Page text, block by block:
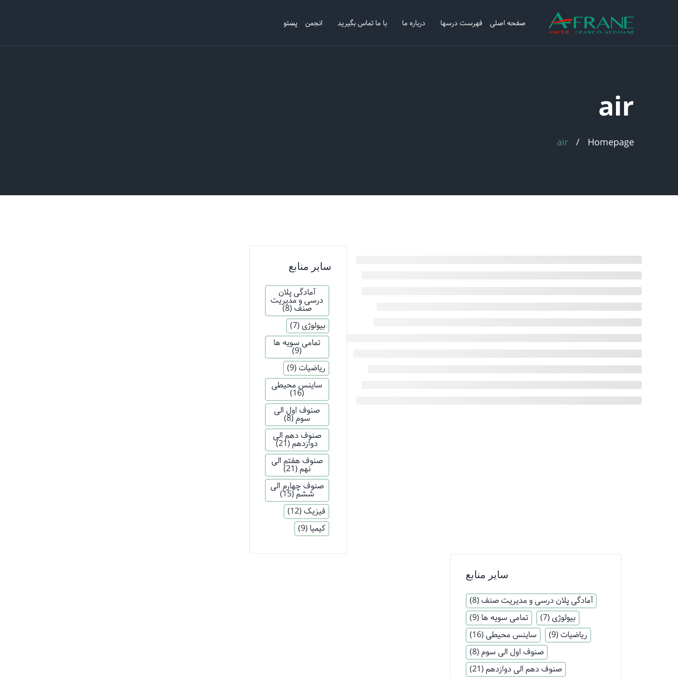
صفحه اصلی فهرست درسها درباره ما با ما تماس بگیرید انجمن پښتو
air
Homepage
air
سایر منابع
آمادگی پلان
درسی و مدیریت
صنف (8)
بیولوژی(7)
تمامی سویه ها
(9)
ریاضیات(9)
ساینس محیطی
(16)
صنوف اول الی
سوم(8)
صنوف دهم الی
دوازدهم(21)
صنوف هفتم الی
نهم (21)
صنوف چهارم الی
ششم(15)
فیزیک(12)
کیمیا (9)
سایر منابع
آمادگی پلان درسی و مدیریت صنف (8)
بیولوژی (7) تمامی سویه ها (9)
ریاضیات (9) ساینس محیطی (16)
صنوف اول الی سوم (8)
صنوف دهم الی دوازدهم (21)